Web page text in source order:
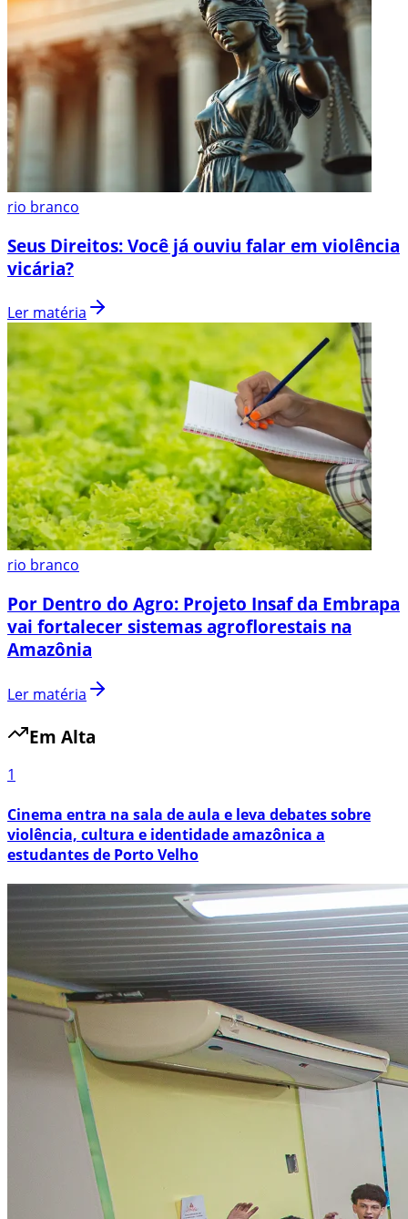
rio branco
Seus Direitos: Você já ouviu falar em violência
vicária?
Ler matéria
rio branco
Por Dentro do Agro: Projeto Insaf da Embrapa
vai fortalecer sistemas agroflorestais na
Amazônia
Ler matéria
Em Alta
1
Cinema entra na sala de aula e leva debates sobre
violência, cultura e identidade amazônica a
estudantes de Porto Velho